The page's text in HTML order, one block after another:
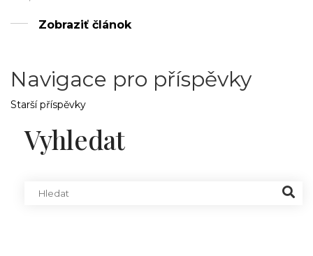
Zobraziť článok
Navigace pro příspěvky
Starší příspěvky
Vyhledat